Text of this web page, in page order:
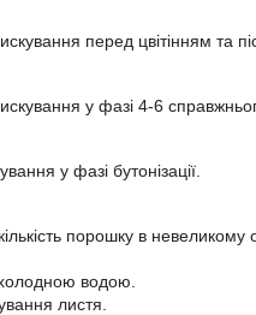
перед цвітінням та
у фазі 4-6
у фазі бутонізації.
порошку в невеликому
холодною водою.
листя.